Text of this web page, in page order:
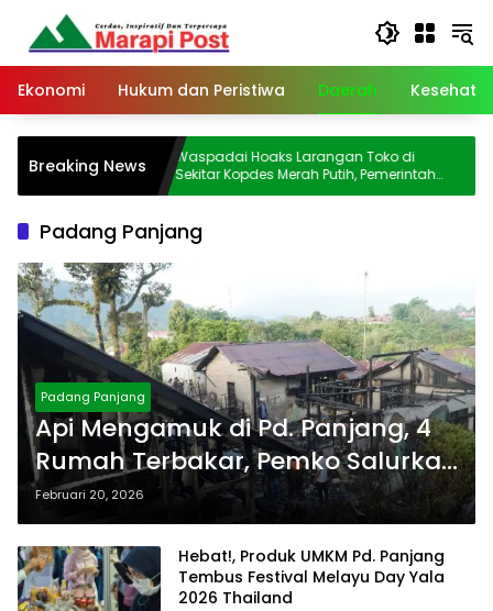
Langsung
konten
Ekonomi
Hukum dan Peristiwa Daerah
Breaking NewsWaspadai Hoaks Larangan Toko di
Sekitar Kopdes Merah Putih, Pemerintah
Pastikan Usaha Warga Tetap Dilindungi
Padang Panjang
Padang Panjang
Api Mengamuk di Pd. Panjang, 4
Rumah Terbakar, Pemko Salurkan
Bantuan
Februari 20, 2026
Hebat!, Produk UMKM Pd. Panjang
Tembus Festival Melayu Day Yala
2026 Thailand